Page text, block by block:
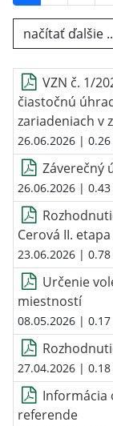
načítať ďalšie
VZN č. 1/
čiastočnú
zariadeniach v
26.06.2026 |
Záverečný
26.06.2026 |
Cerová II. etapa
23.06.2026 |
Určenie
miestností
08.05.2026 |
27.04.2026 |
Informácia
referende